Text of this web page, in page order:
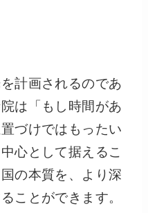
計画されるのであ
は「もし時間があ
づけではもったい
心として据えるこ
の本質を、より深
ことができます。